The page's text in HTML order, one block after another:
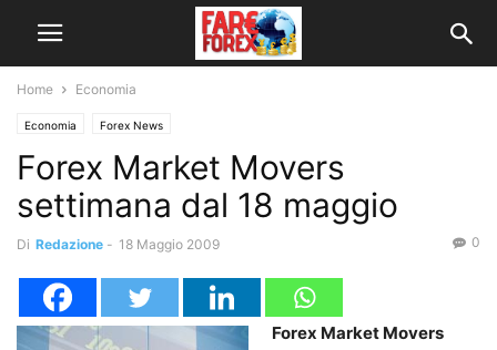
Home Economia
Economia Forex News
Forex Market Movers
settimana dal 18 maggio
Di Redazione - 18 Maggio 2009 0
Forex Market Movers